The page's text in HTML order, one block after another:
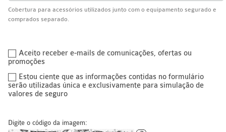
Cobertura para acessórios utilizados junto com o equipamento segurado e
comprados separado.
Aceito receber e-mails de comunicações, ofertas ou
promoções
Estou ciente que as informações contidas no formulário
serão utilizadas única e exclusivamente para simulação de
valores de seguro
Digite o código da imagem: